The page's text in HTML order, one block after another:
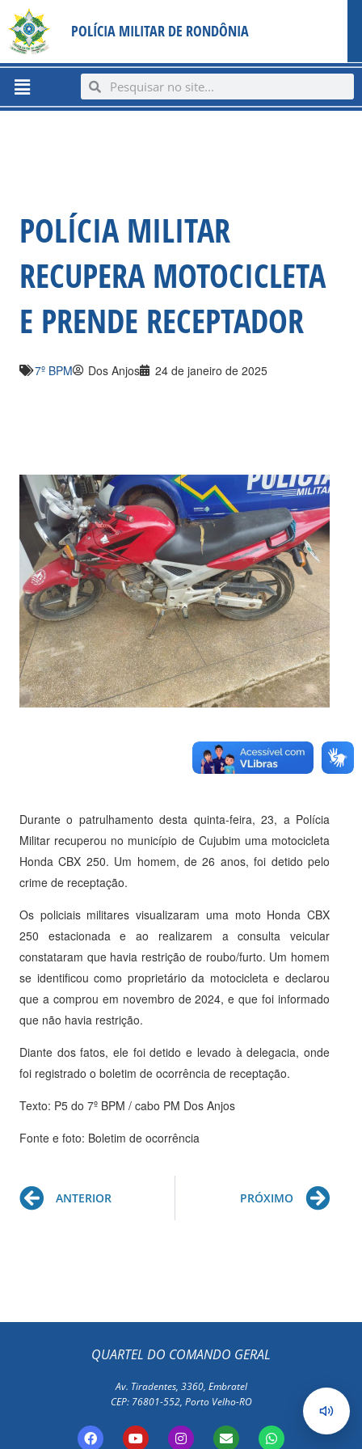
content
para
conteúdo
POLÍCIA MILITAR DE RONDÔNIA
Menu SearchSearch
POLÍCIA MILITAR
RECUPERA MOTOCICLETA
E PRENDE RECEPTADOR
7º BPM Dos Anjos 24 de janeiro de 2025
Durante o patrulhamento desta quinta-feira, 23, a Polícia
Militar recuperou no município de Cujubim uma motocicleta
Honda CBX 250. Um homem, de 26 anos, foi detido pelo
crime de receptação.
Os policiais militares visualizaram uma moto Honda CBX
250 estacionada e ao realizarem a consulta veicular
constataram que havia restrição de roubo/furto. Um homem
se identificou como proprietário da motocicleta e declarou
que a comprou em novembro de 2024, e que foi informado
que não havia restrição.
Diante dos fatos, ele foi detido e levado à delegacia, onde
foi registrado o boletim de ocorrência de receptação.
Texto: P5 do 7º BPM / cabo PM Dos Anjos
Fonte e foto: Boletim de ocorrência
Prev
ANTERIOR PRÓXIMO
QUARTEL DO COMANDO GERAL
Av. Tiradentes, 3360, Embratel
CEP: 76801-552, Porto Velho-RO
F
a
Y
o
I
n
E
n
W
h